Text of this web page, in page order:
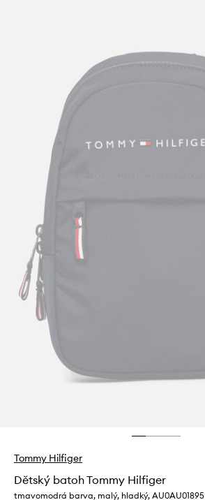
Tommy Hilfiger
Dětský batoh Tommy Hilfiger
tmavomodrá barva, malý, hladký, AU0AU01895